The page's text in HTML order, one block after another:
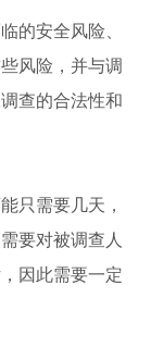
的安全风险、
风险，并与调
查的合法性和
只需要几天，
要对被调查人
因此需要一定